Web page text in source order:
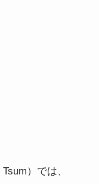
）では、